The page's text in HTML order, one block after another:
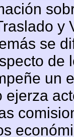
y
se
de
un
ejerza